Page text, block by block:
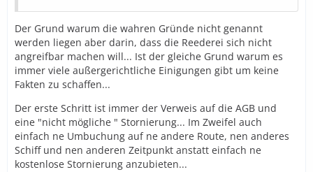
Der Grund warum die wahren Gründe nicht genannt
werden liegen aber darin, dass die Reederei sich nicht
angreifbar machen will... Ist der gleiche Grund warum es
immer viele außergerichtliche Einigungen gibt um keine
Fakten zu schaffen...
Der erste Schritt ist immer der Verweis auf die AGB und
eine "nicht mögliche " Stornierung... Im Zweifel auch
einfach ne Umbuchung auf ne andere Route, nen anderes
Schiff und nen anderen Zeitpunkt anstatt einfach ne
kostenlose Stornierung anzubieten...